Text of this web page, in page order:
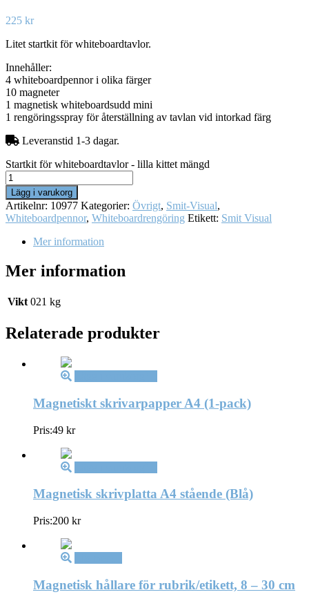
225 kr
Litet startkit för whiteboardtavlor.
Innehåller:
4 whiteboardpennor i olika färger
10 magneter
1 magnetisk whiteboardsudd mini
1 rengöringsspray för återställning av tavlan vid intorkad färg
Leveranstid 1-3 dagar.
Startkit för whiteboardtavlor - lilla kittet mängd
Lägg i varukorg
Artikelnr: 10977 Kategorier: Övrigt, Smit-Visual,
Whiteboardpennor, Whiteboardrengöring Etikett: Smit Visual
Mer information
Mer information
Vikt 021 kg
Relaterade produkter
Magnetiskt skrivarpapper A4 (1-pack)
Pris:49 kr
Magnetisk skrivplatta A4 stående (Blå)
Pris:200 kr
Magnetisk hållare för rubrik/etikett, 8 – 30 cm